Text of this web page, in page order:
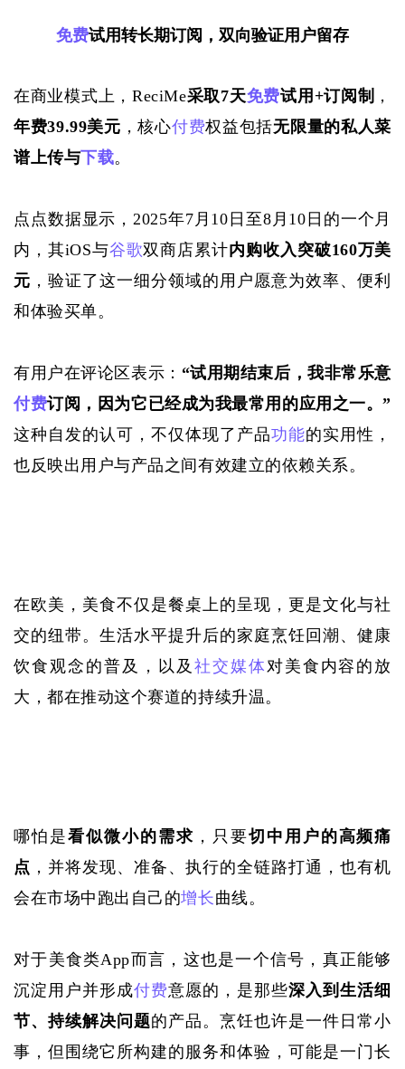
免费试用转长期订阅，双向验证用户留存
在商业模式上，ReciMe采取7天免费试用+订阅制 ，
年费39.99美元 ，核心付费权益包括无限量的私人菜
谱上传与下载。
点点数据显示，2025年7月10日至8月10日的一个月
内，其iOS与谷歌双商店累计内购收入突破160万美
元 ，验证了这一细分领域的用户愿意为效率、便利
和体验买单。
有用户在评论区表示： “试用期结束后，我非常乐意
付费订阅，因为它已经成为我最常用的应用之一。”
这种自发的认可，不仅体现了产品功能的实用性，
也反映出用户与产品之间有效建立的依赖关系。
在欧美，美食不仅是餐桌上的呈现，更是文化与社
交的纽带。生活水平提升后的家庭烹饪回潮、健康
饮食观念的普及，以及 社交媒体对美食内容的放
大，都在推动这个赛道的持续升温。
哪怕是看似微小的需求 ，只要切中用户的高频痛
点 ，并将发现、准备、执行的全链路打通，也有机
会在市场中跑出自己的增长曲线。
对于美食类App而言，这也是一个信号，真正能够
沉淀用户并形成付费意愿的，是那些深入到生活细
节、持续解决问题的产品。烹饪也许是一件日常小
事，但围绕它所构建的服务和体验，可能是一门长